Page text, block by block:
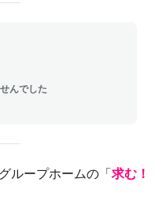
んでした
ループホームの 「 求む！